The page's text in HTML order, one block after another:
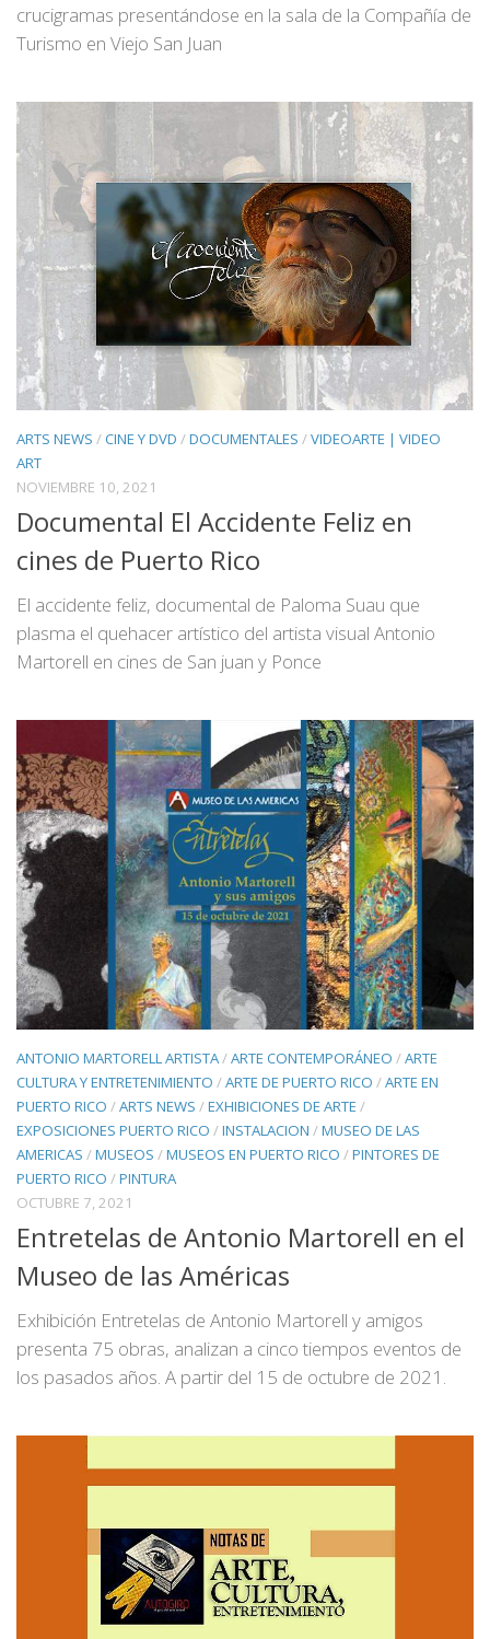
crucigramas presentándose en la sala de la Compañía de
Turismo en Viejo San Juan
ARTS NEWS /CINE Y DVD /DOCUMENTALES /VIDEOARTE | VIDEO
ART
NOVIEMBRE 10, 2021
Documental El Accidente Feliz en
cines de Puerto Rico
El accidente feliz, documental de Paloma Suau que
plasma el quehacer artístico del artista visual Antonio
Martorell en cines de San juan y Ponce
ANTONIO MARTORELL ARTISTA/ARTE CONTEMPORÁNEO /ARTE
CULTURA Y ENTRETENIMIENTO /ARTE DE PUERTO RICO /ARTE EN
PUERTO RICO /ARTS NEWS /EXHIBICIONES DE ARTE /
EXPOSICIONES PUERTO RICO /INSTALACION /MUSEO DE LAS
AMERICAS /MUSEOS /MUSEOS EN PUERTO RICO /PINTORES DE
PUERTO RICO /PINTURA
OCTUBRE 7, 2021
Entretelas de Antonio Martorell en el
Museo de las Américas
Exhibición Entretelas de Antonio Martorell y amigos
presenta 75 obras, analizan a cinco tiempos eventos de
los pasados años. A partir del 15 de octubre de 2021.